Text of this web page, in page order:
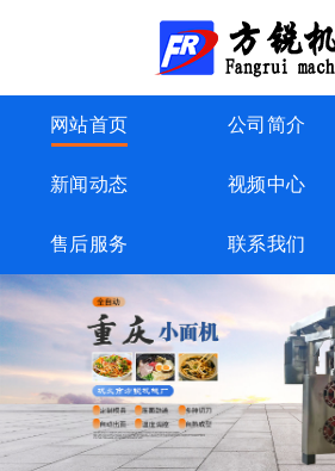
网站首页 公司简介
新闻动态 视频中心
售后服务 联系我们